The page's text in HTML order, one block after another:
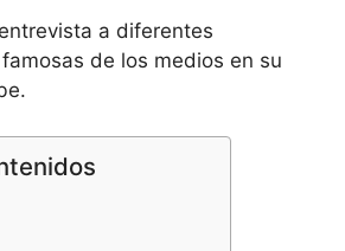
a diferentes
de los medios en su